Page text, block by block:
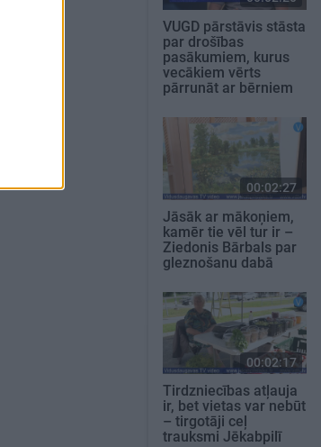
VUGD pārstāvis stāsta
par drošības
pasākumiem, kurus
vecākiem vērts
pārrunāt ar bērniem
00:02:27
Jāsāk ar mākoņiem,
kamēr tie vēl tur ir –
Ziedonis Bārbals par
gleznošanu dabā
00:02:17
Tirdzniecības atļauja
ir, bet vietas var nebūt
– tirgotāji ceļ
trauksmi Jēkabpilī